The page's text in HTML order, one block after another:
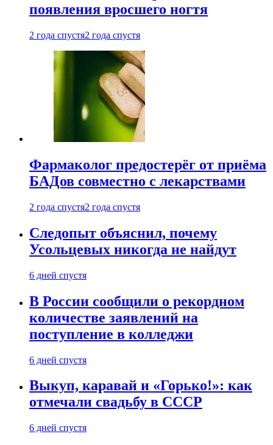
появления вросшего ногтя
2 года спустя2 года спустя
Фармаколог предостерёг от приёма
БАДов совместно с лекарствами
2 года спустя2 года спустя
Следопыт объяснил, почему
Усольцевых никогда не найдут
6 дней спустя
В России сообщили о рекордном
количестве заявлений на
поступление в колледжи
6 дней спустя
Выкуп, каравай и «Горько!»: как
отмечали свадьбу в СССР
6 дней спустя